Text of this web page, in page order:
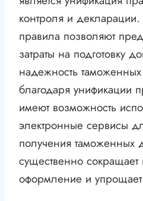
контроля и
правила позволяют
затраты на подготовку
надежность
благодаря унификации
имеют возможность
электронные сервисы
получения таможенных
существенно
оформление и упрощает